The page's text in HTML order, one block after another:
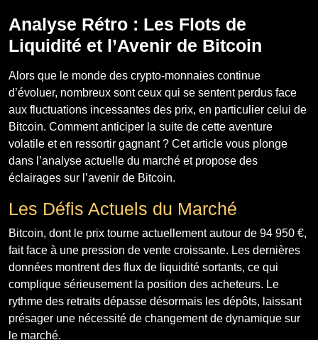
Analyse Rétro : Les Flots de
Liquidité et l’Avenir de Bitcoin
Alors que le monde des crypto-monnaies continue
d’évoluer, nombreux sont ceux qui se sentent perdus face
aux fluctuations incessantes des prix, en particulier celui de
Bitcoin. Comment anticiper la suite de cette aventure
volatile et en ressortir gagnant ? Cet article vous plonge
dans l’analyse actuelle du marché et propose des
éclairages sur l’avenir de Bitcoin.
Les Défis Actuels du Marché
Bitcoin, dont le prix tourne actuellement autour de 94 950 €,
fait face à une pression de vente croissante. Les dernières
données montrent des flux de liquidité sortants, ce qui
complique sérieusement la position des acheteurs. Le
rythme des retraits dépasse désormais les dépôts, laissant
présager une nécessité de changement de dynamique sur
le marché.